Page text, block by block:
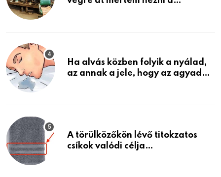
életemet
Ha alvás közben folyik a nyálad,
az annak a jele, hogy az agyad…
A törülközőkön lévő titokzatos
csíkok valódi célja…